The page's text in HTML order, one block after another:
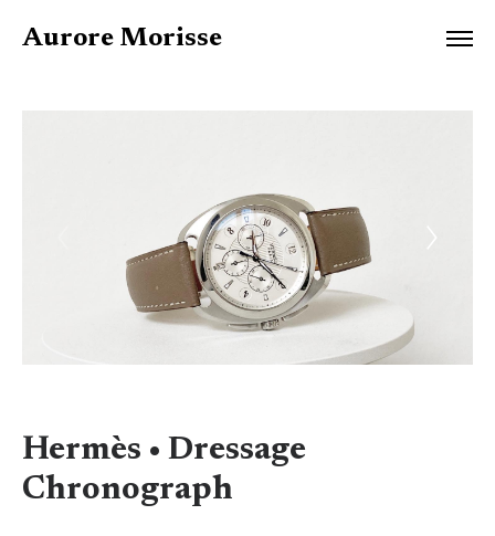
Aurore Morisse
Hermès • Dressage
Chronograph